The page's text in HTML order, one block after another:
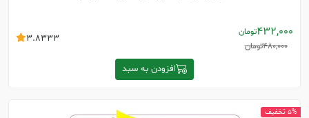
432,000تومان
480,000تومان
3.8333
افزودن به سبد
5% تخفیف